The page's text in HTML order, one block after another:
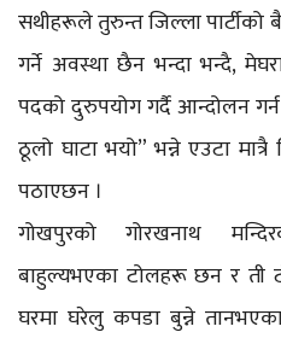
सथीहरूले तुरुन्त जिल्ला
गर्ने अवस्था छैन भन्दा भन्दै,
पदको दुरुपयोग गर्दै आन्दोलन गर्न
ठूलो घाटा भयो” भन्ने एउटा मात्रै
पठाएछन ।
गोखपुरको गोरखनाथ
बाहुल्यभएका टोलहरू छन र ती
घरमा घरेलु कपडा बुन्ने